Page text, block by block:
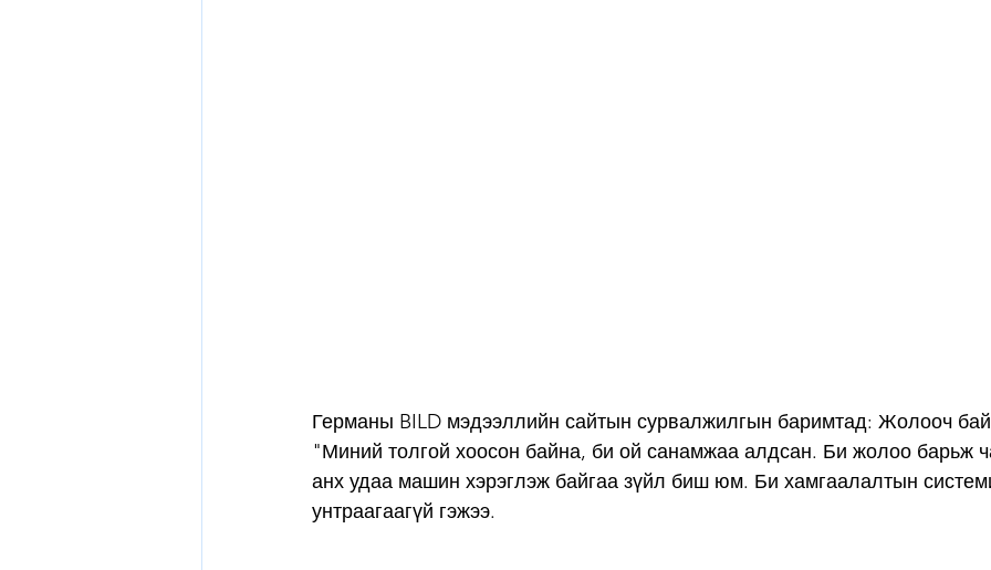
Германы BILD мэдээллийн сайтын сурвалжилгын баримтад: Жолооч
"Миний толгой хоосон байна, би ой санамжаа алдсан. Би жолоо барьж
анх удаа машин хэрэглэж байгаа зүйл биш юм. Би хамгаалалтын
унтраагаагүй гэжээ.